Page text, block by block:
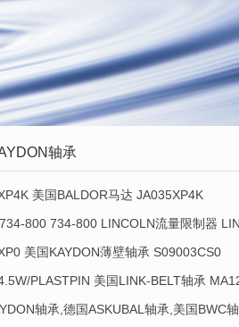
轴承
美国BALDOR马达 JA035XP4K
800 734-800 LINCOLN流量限制器
美国KAYDON薄壁轴承 S09003CS0
PLASTPIN 美国LINK-BELT轴承
轴承,德国ASKUBAL轴承,美国BWC